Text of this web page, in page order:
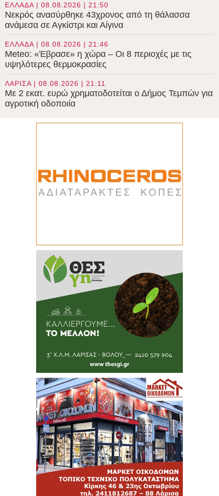
ΕΛΛΑΔΑ | 08.08.2026 | 21:50
Νεκρός ανασύρθηκε 43χρονος από τη θάλασσα
ανάμεσα σε Αγκίστρι και Αίγινα
ΕΛΛΑΔΑ | 08.08.2026 | 21:46
Meteo: «Έβρασε» η χώρα – Οι 8 περιοχές με τις
υψηλότερες θερμοκρασίες
ΛΑΡΙΣΑ | 08.08.2026 | 21:11
Με 2 εκατ. ευρώ χρηματοδοτείται ο Δήμος Τεμπών για
αγροτική οδοποιία